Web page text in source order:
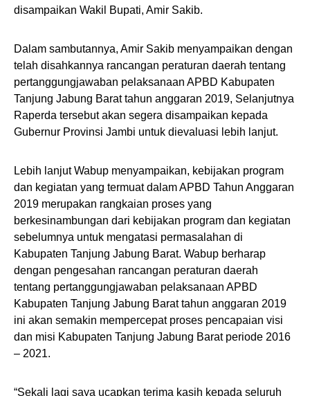
disampaikan Wakil Bupati, Amir Sakib.
Dalam sambutannya, Amir Sakib menyampaikan dengan
telah disahkannya rancangan peraturan daerah tentang
pertanggungjawaban pelaksanaan APBD Kabupaten
Tanjung Jabung Barat tahun anggaran 2019, Selanjutnya
Raperda tersebut akan segera disampaikan kepada
Gubernur Provinsi Jambi untuk dievaluasi lebih lanjut.
Lebih lanjut Wabup menyampaikan, kebijakan program
dan kegiatan yang termuat dalam APBD Tahun Anggaran
2019 merupakan rangkaian proses yang
berkesinambungan dari kebijakan program dan kegiatan
sebelumnya untuk mengatasi permasalahan di
Kabupaten Tanjung Jabung Barat. Wabup berharap
dengan pengesahan rancangan peraturan daerah
tentang pertanggungjawaban pelaksanaan APBD
Kabupaten Tanjung Jabung Barat tahun anggaran 2019
ini akan semakin mempercepat proses pencapaian visi
dan misi Kabupaten Tanjung Jabung Barat periode 2016
– 2021.
“Sekali lagi saya ucapkan terima kasih kepada seluruh